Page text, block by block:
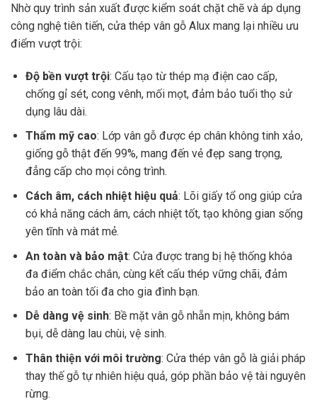
Nhờ quy trình sản xuất được kiểm soát chặt chẽ và áp dụng
công nghệ tiên tiến, cửa thép vân gỗ Alux mang lại nhiều ưu
điểm vượt trội:
Độ bền vượt trội: Cấu tạo từ thép mạ điện cao cấp,
chống gỉ sét, cong vênh, mối mọt, đảm bảo tuổi thọ sử
dụng lâu dài.
Thẩm mỹ cao: Lớp vân gỗ được ép chân không tinh xảo,
giống gỗ thật đến 99%, mang đến vẻ đẹp sang trọng,
đẳng cấp cho mọi công trình.
Cách âm, cách nhiệt hiệu quả: Lõi giấy tổ ong giúp cửa
có khả năng cách âm, cách nhiệt tốt, tạo không gian sống
yên tĩnh và mát mẻ.
An toàn và bảo mật: Cửa được trang bị hệ thống khóa
đa điểm chắc chắn, cùng kết cấu thép vững chãi, đảm
bảo an toàn tối đa cho gia đình bạn.
Dễ dàng vệ sinh: Bề mặt vân gỗ nhẵn mịn, không bám
bụi, dễ dàng lau chùi, vệ sinh.
Thân thiện với môi trường: Cửa thép vân gỗ là giải pháp
thay thế gỗ tự nhiên hiệu quả, góp phần bảo vệ tài nguyên
rừng.